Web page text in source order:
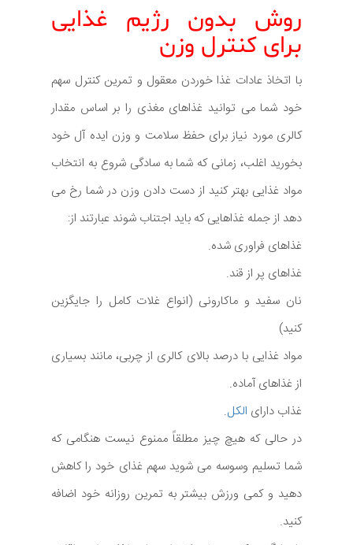
روش بدون رژیم غذایی
برای کنترل وزن
با اتخاذ عادات غذا خوردن معقول و تمرین کنترل سهم
خود شما می توانید غذاهای مغذی را بر اساس مقدار
کالری مورد نیاز برای حفظ سلامت و وزن ایده آل خود
بخورید اغلب، زمانی که شما به سادگی شروع به انتخاب
مواد غذایی بهتر کنید از دست دادن وزن در شما رخ می
دهد از جمله غذاهایی که باید اجتناب شوند عبارتند از:
غذاهای فراوری شده.
غذاهای پر از قند.
نان سفید و ماکارونی (انواع غلات کامل را جایگزین
کنید)
مواد غذایی با درصد بالای کالری از چربی، مانند بسیاری
از غذاهای آماده.
غذاب دارای الکل.
در حالی که هیچ چیز مطلقاً ممنوع نیست هنگامی که
شما تسلیم وسوسه می شوید سهم غذای خود را کاهش
دهید و کمی ورزش بیشتر به تمرین روزانه خود اضافه
کنید.